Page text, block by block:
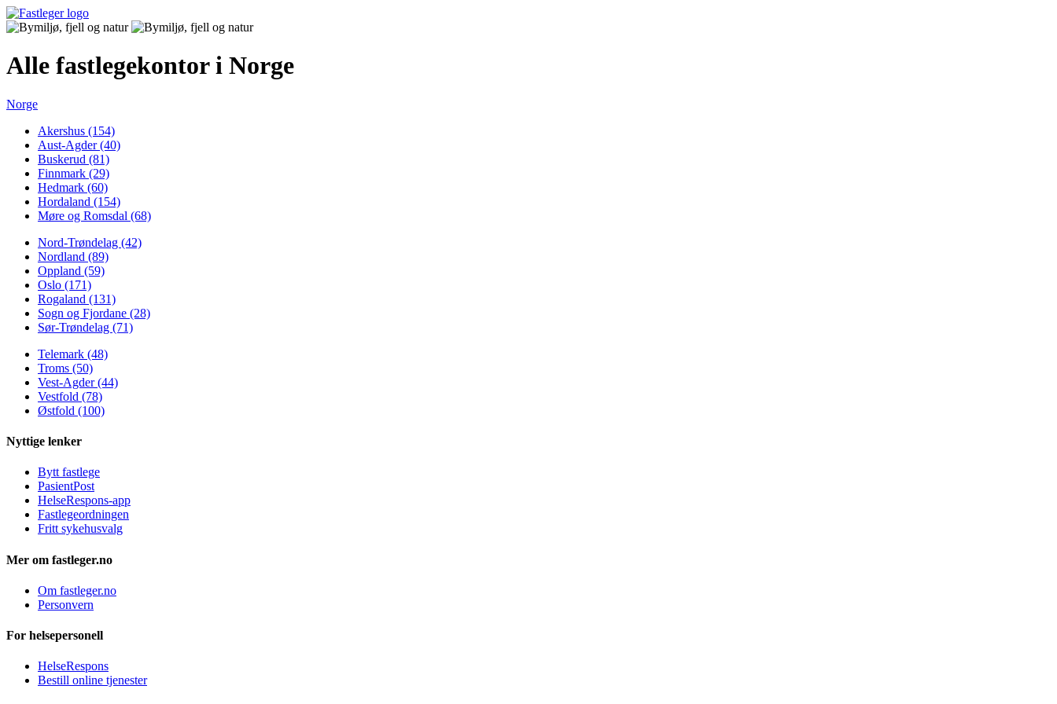
Alle fastlegekontor i Norge
Norge
Akershus (154)
Aust-Agder (40)
Buskerud (81)
Finnmark (29)
Hedmark (60)
Hordaland (154)
Møre og Romsdal (68)
Nord-Trøndelag (42)
Nordland (89)
Oppland (59)
Oslo (171)
Rogaland (131)
Sogn og Fjordane (28)
Sør-Trøndelag (71)
Telemark (48)
Troms (50)
Vest-Agder (44)
Vestfold (78)
Østfold (100)
Nyttige lenker
Bytt fastlege
PasientPost
HelseRespons-app
Fastlegeordningen
Fritt sykehusvalg
Mer om fastleger.no
Om fastleger.no
Personvern
For helsepersonell
HelseRespons
Bestill online tjenester